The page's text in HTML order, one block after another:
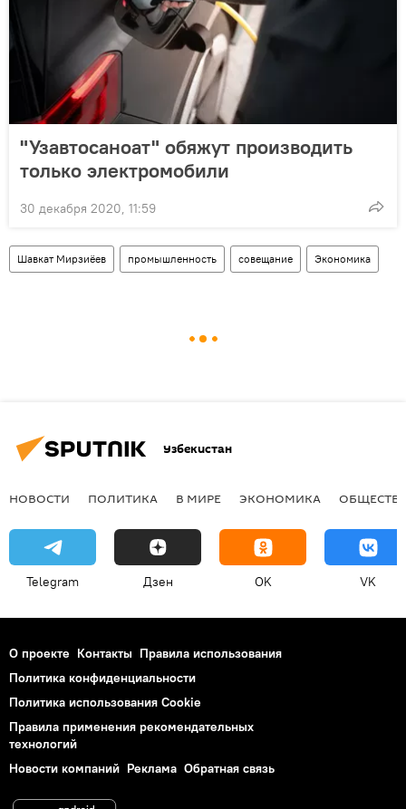
"Узавтосаноат" обяжут производить
только электромобили
30 декабря 2020, 11:59
Шавкат Мирзиёев промышленность совещание Экономика
Узбекистан
НОВОСТИ ПОЛИТИКА В МИРЕ ЭКОНОМИКА
Telegram Дзен OK VK
О проекте Контакты Правила использования
Политика конфиденциальности
Политика использования Cookie
Правила применения рекомендательных
технологий
Новости компаний Реклама Обратная связь